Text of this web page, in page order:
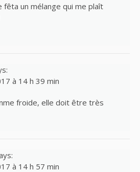
fêta un mélange qui me plaît
à 14 h 39 min
froide, elle doit être très
à 14 h 57 min